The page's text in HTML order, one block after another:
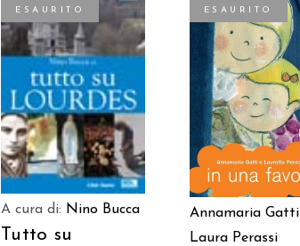
ESAURITO
LEGGI TUTTO
A cura di: Nino Bucca
Tutto su
ESAURITO
LEGGI TUTTO
Annamaria Gatti
Laura Perassi